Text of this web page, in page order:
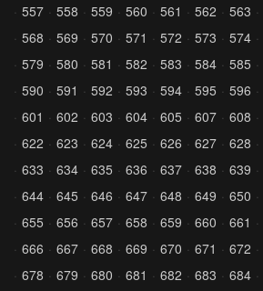
557 558 559 560 561 562 563
568
569 570 571 572 573 574
579
580 581 582 583 584 585
590
591 592 593 594 595 596
601
602 603 604 605 607 608
622
623 624 625 626 627 628
633
634 635 636 637 638 639
644
645 646 647 648 649 650
655
656 657 658 659 660 661
666
667 668 669 670 671 672
678
679 680 681 682 683 684